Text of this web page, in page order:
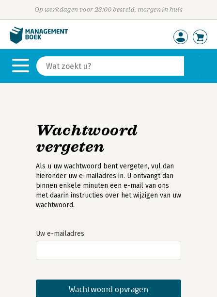
Op werkdagen voor 23:00 besteld, morgen in huis
Wachtwoord
vergeten
Als u uw wachtwoord bent vergeten, vul dan
hieronder uw e-mailadres in. U ontvangt dan
binnen enkele minuten een e-mail van ons
met daarin instructies over het wijzigen van uw
wachtwoord.
Uw e-mailadres